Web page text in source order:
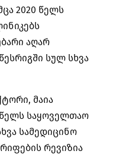
2020 წელს
აღარ
სულ სხვა
მაია
წელს საყოველთაო
სამედიცინო
რევიზია